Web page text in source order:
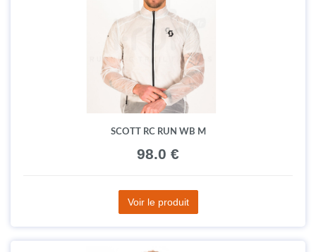
SCOTT RC RUN WB M
98.0 €
Voir le produit